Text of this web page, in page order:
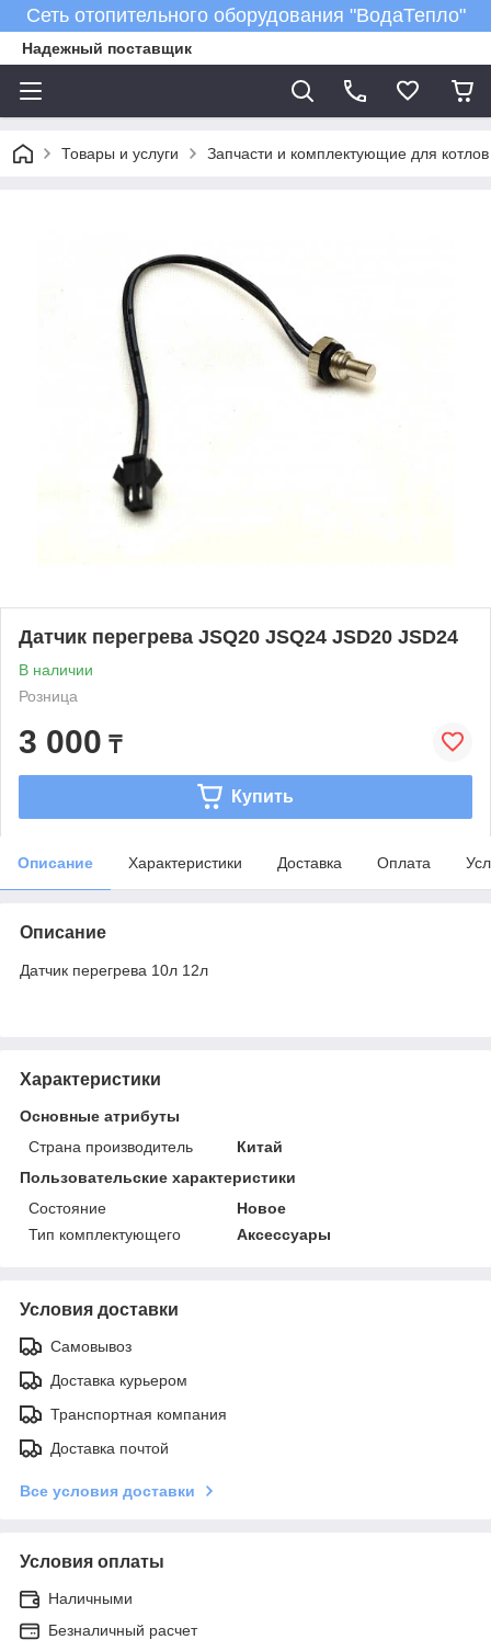
Сеть отопительного оборудования "ВодаТепло"
Надежный поставщик
Товары и услуги Запчасти и комплектующие для
Датчик перегрева JSQ20 JSQ24 JSD20 JSD24
В наличии
Розница
3 000 ₸
Купить
Описание Характеристики Доставка Оплата
Описание
Датчик перегрева 10л 12л
Характеристики
Основные атрибуты
Страна производитель
Китай
Пользовательские характеристики
Состояние
Новое
Тип комплектующего
Аксессуары
Условия доставки
Самовывоз
Доставка курьером
Транспортная компания
Доставка почтой
Все условия доставки
Условия оплаты
Наличными
Безналичный расчет